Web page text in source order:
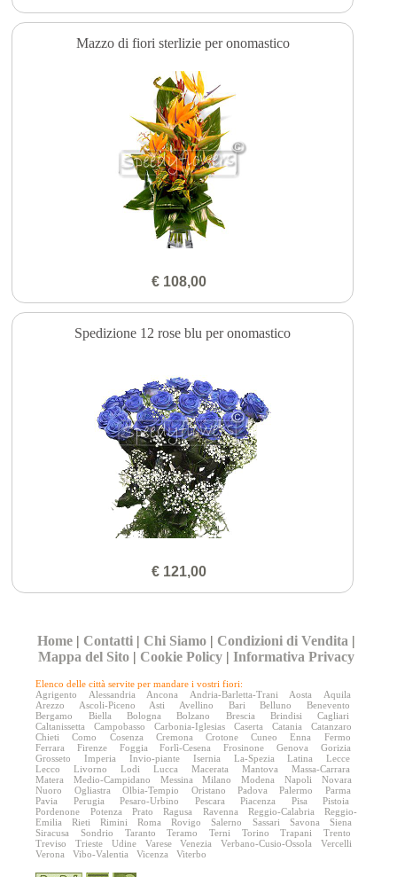
Mazzo di fiori sterlizie per onomastico
€ 108,00
Spedizione 12 rose blu per onomastico
€ 121,00
Home | Contatti | Chi Siamo | Condizioni di Vendita |
Mappa del Sito | Cookie Policy |Informativa Privacy
Elenco delle città servite per mandare i vostri fiori:
Agrigento
Alessandria Ancona Andria-Barletta-Trani Aosta
Aquila
Arezzo
Ascoli-Piceno Asti Avellino Bari Belluno
Benevento
Bergamo
Biella Bologna Bolzano Brescia Brindisi
Cagliari
Caltanissetta
Campobasso Carbonia-Iglesias Caserta Catania
Catanzaro
Chieti
Como Cosenza Cremona Crotone Cuneo Enna
Fermo
Ferrara
Firenze Foggia Forlì-Cesena Frosinone Genova
Gorizia
Grosseto
Imperia Invio-piante Isernia La-Spezia Latina
Lecce
Lecco
Livorno Lodi Lucca Macerata Mantova
Massa-Carrara
Matera
Medio-Campidano Messina Milano Modena Napoli
Novara
Nuoro
Ogliastra Olbia-Tempio Oristano Padova Palermo
Parma
Pavia
Perugia Pesaro-Urbino Pescara Piacenza Pisa
Pistoia
Pordenone
Potenza Prato Ragusa Ravenna Reggio-Calabria
Reggio-
Emilia
Rieti Rimini Roma Rovigo Salerno Sassari Savona
Siena
Siracusa
Sondrio Taranto Teramo Terni Torino Trapani
Trento
Treviso
Trieste Udine Varese Venezia Verbano-Cusio-Ossola
Vercelli
Verona
Vibo-Valentia Vicenza Viterbo